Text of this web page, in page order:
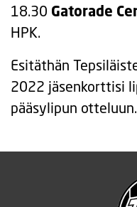
18.30 Gatorade
HPK.
Esitäthän
2022 jäsenkorttisi
pääsylipun